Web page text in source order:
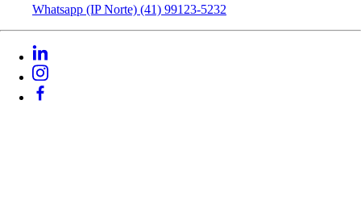
Whatsapp (IP Norte) (41) 99123-5232